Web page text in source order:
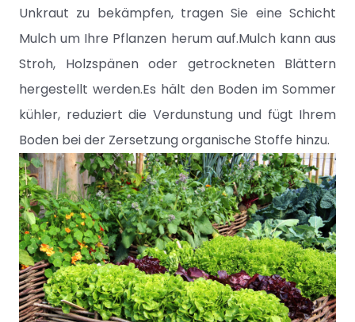
Unkraut zu bekämpfen, tragen Sie eine Schicht
Mulch um Ihre Pflanzen herum auf.Mulch kann aus
Stroh, Holzspänen oder getrockneten Blättern
hergestellt werden.Es hält den Boden im Sommer
kühler, reduziert die Verdunstung und fügt Ihrem
Boden bei der Zersetzung organische Stoffe hinzu.